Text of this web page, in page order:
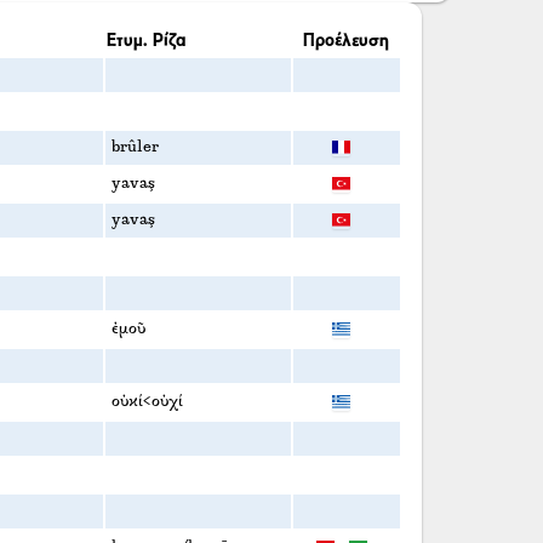
Ετυμ. Ρίζα Προέλευση
brûler
yavaş
yavaş
ἐμοῦ
οὐκί<οὐχί